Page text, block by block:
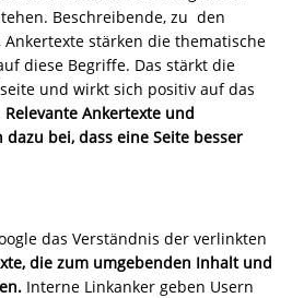
Beschreibende, zu den
stärken die thematische
diese Begriffe. Das stärkt die
und wirkt sich positiv auf das
Relevante Ankertexte und
dazu bei, dass eine Seite besser
das Verständnis der verlinkten
die zum umgebenden Inhalt und
Interne Linkanker geben Usern